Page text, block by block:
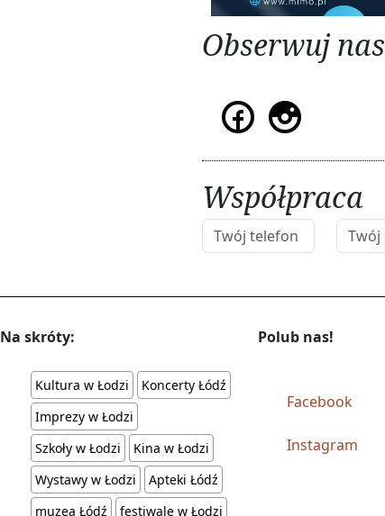
Obserwuj nas
Współpraca
Na skróty:
Kultura w Łodzi
Koncerty Łódź
Imprezy w Łodzi
Szkoły w Łodzi
Kina w Łodzi
Wystawy w Łodzi
Apteki Łódź
muzea Łódź
festiwale w Łodzi
Polub nas!
Facebook
Instagram